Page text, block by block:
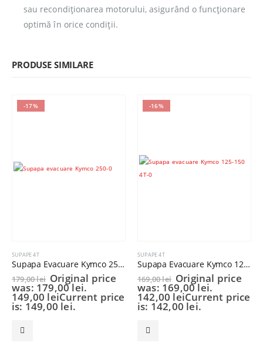
sau recondiționarea motorului, asigurând o funcționare
optimă în orice condiții.
PRODUSE SIMILARE
-17%
SUPAPE 4T
Supapa Evacuare Kymco 250cc OEM 14721-KHE7-900
179,00lei Original price
was: 179,00 lei.
149,00 leiCurrent price
is: 149,00 lei.
-16%
SUPAPE 4T
Supapa Evacuare Kymco 125cc 150cc 4T OEM 14711-KAAA-900
169,00lei Original price
was: 169,00 lei.
142,00 leiCurrent price
is: 142,00 lei.